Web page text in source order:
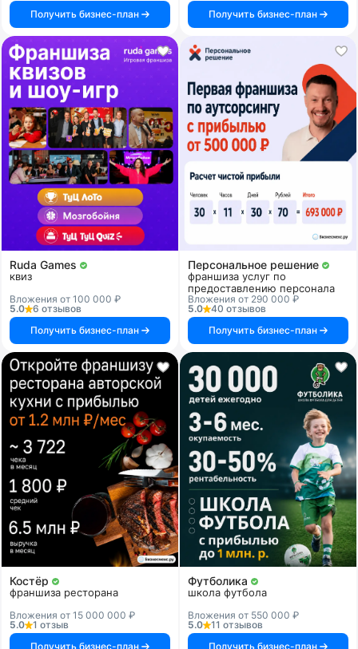
Получить бизнес-план
Получить бизнес-план
Ruda Games
квиз
Вложения от 100 000 ₽
5.0
6 отзывов
Получить бизнес-план
Персональное решение
франшиза услуг по
предоставлению персонала
Вложения от 290 000 ₽
5.0
40 отзывов
Получить бизнес-план
Костёр
франшиза ресторана
Вложения от 15 000 000 ₽
5.0
1 отзыв
Получить бизнес-план
Футболика
школа футбола
Вложения от 550 000 ₽
5.0
11 отзывов
Получить бизнес-план